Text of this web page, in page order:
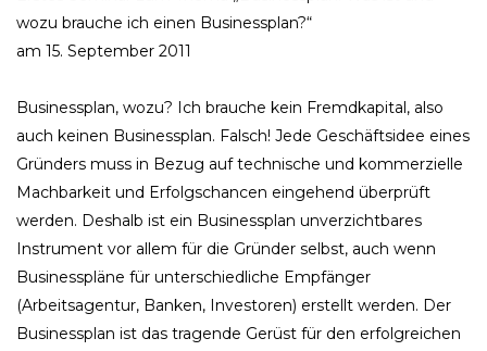
wozu brauche ich einen Businessplan?“
am 15. September 2011
Businessplan, wozu? Ich brauche kein Fremdkapital, also
auch keinen Businessplan. Falsch! Jede Geschäftsidee eines
Gründers muss in Bezug auf technische und kommerzielle
Machbarkeit und Erfolgschancen eingehend überprüft
werden. Deshalb ist ein Businessplan unverzichtbares
Instrument vor allem für die Gründer selbst, auch wenn
Businesspläne für unterschiedliche Empfänger
(Arbeitsagentur, Banken, Investoren) erstellt werden. Der
Businessplan ist das tragende Gerüst für den erfolgreichen